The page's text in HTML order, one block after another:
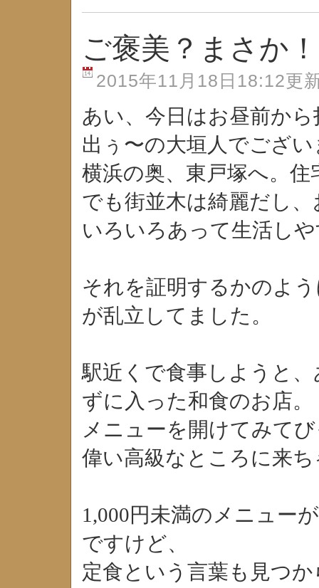
ご褒美？まさか！
2015年11月18日18:12更
あい、今日はお昼前か
出ぅ〜の大垣人でござ
横浜の奥、東戸塚へ。住
でも街並木は綺麗だし
いろいろあって生活し
それを証明するかのよ
が乱立してました。
駅近くで食事しようと
ずに入った和食のお店。
メニューを開けてみて
偉い高級なところに来
1,000円未満のメニュー
ですけど、
定食という言葉も見つ